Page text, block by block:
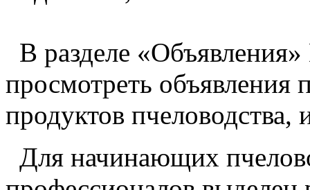
В разделе
просмотреть объявления
продуктов пчеловодства,
Для начинающих